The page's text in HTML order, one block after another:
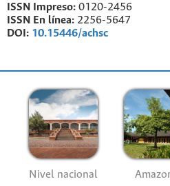
ISSN Impreso: 0120-2456
ISSN En línea: 2256-5647
DOI: 10.15446/achsc
Nivel nacional